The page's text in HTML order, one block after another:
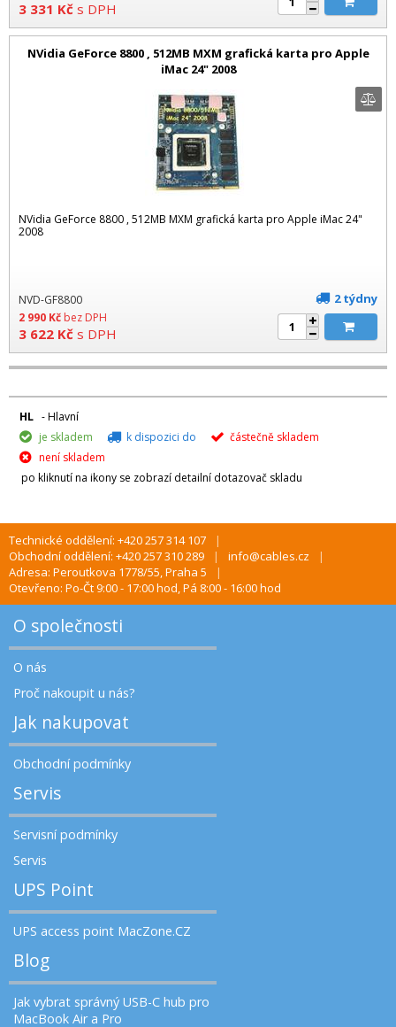
3 331 Kč s DPH
NVidia GeForce 8800 , 512MB MXM grafická karta pro Apple
iMac 24" 2008
NVidia GeForce 8800 , 512MB MXM grafická karta pro Apple iMac 24"
2008
2 týdny
NVD-GF8800
2 990 Kč bez DPH
3 622 Kč s DPH
HL - Hlavní
je skladem
k dispozici do
částečně skladem
není skladem
po kliknutí na ikony se zobrazí detailní dotazovač skladu
Technické oddělení: +420 257 314 107
Obchodní oddělení: +420 257 310 289
info@cables.cz
Adresa: Peroutkova 1778/55, Praha 5
Otevřeno: Po-Čt 9:00 - 17:00 hod, Pá 8:00 - 16:00 hod
O společnosti
O nás
Proč nakoupit u nás?
Jak nakupovat
Obchodní podmínky
Servis
Servisní podmínky
Servis
UPS Point
UPS access point MacZone.CZ
Blog
Jak vybrat správný USB-C hub pro
MacBook Air a Pro